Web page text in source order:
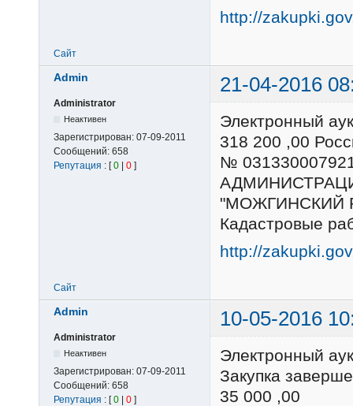
http://
Сайт
Admin 21-04-2016
Administrator
Неактивен
Зарегистрирован: 07-09-2011
Сообщений: 658
Репутация : [0 0 ]
Электронный
318 200 ,00
№
"МОЖГИНСКИЙ
Кадастровые
http://
Сайт
Admin 10-05-2016
Administrator
Неактивен
Зарегистрирован: 07-09-2011
Сообщений: 658
Репутация : [0 0 ]
Электронный
Закупка
35 000 ,00